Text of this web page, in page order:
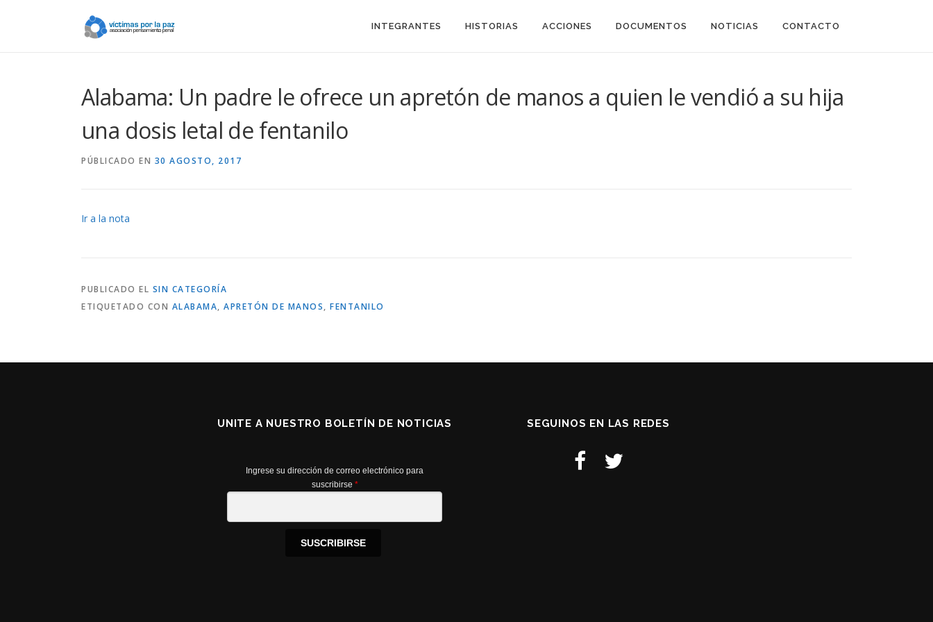
INTEGRANTES HISTORIAS ACCIONES DOCUMENTOS NOTICIAS CONTACTO
Alabama: Un padre le ofrece un apretón de manos a quien le vendió a su hija
una dosis letal de fentanilo
PÚBLICADO EN 30 AGOSTO, 2017
Ir a la nota
PUBLICADO EL SIN CATEGORÍA
ETIQUETADO CON ALABAMA, APRETÓN DE MANOS, FENTANILO
UNITE A NUESTRO BOLETÍN DE NOTICIAS
Ingrese su dirección de correo electrónico para
suscribirse *
SUSCRIBIRSE
SEGUINOS EN LAS REDES